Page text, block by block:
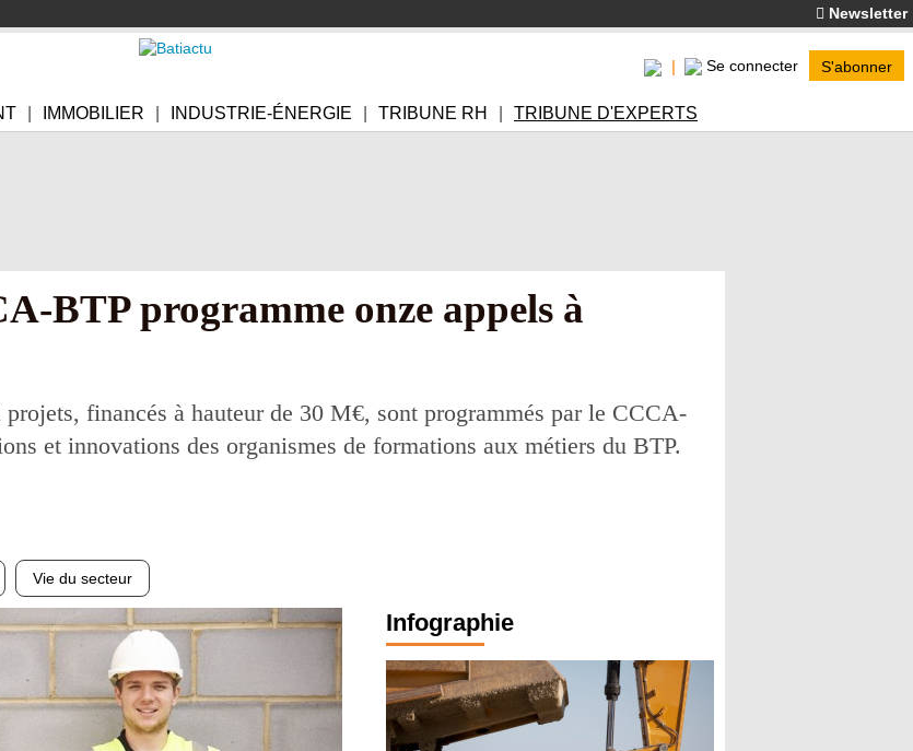
Newsletter
Se connecter S'abonner
IMMOBILIER INDUSTRIE-ÉNERGIE TRIBUNE RH TRIBUNE D'EXPERTS
BTP programme onze appels à
projets, financés à hauteur de 30 M€, sont programmés par le CCCA-
et innovations des organismes de formations aux métiers du BTP.
Vie du secteur
Infographie